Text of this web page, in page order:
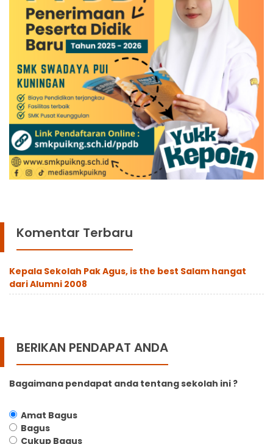
Komentar Terbaru
Kepala Sekolah Pak Agus, is the best Salam hangat
dari Alumni 2008
BERIKAN PENDAPAT ANDA
Bagaimana pendapat anda tentang sekolah ini ?
Amat Bagus
Bagus
Cukup Bagus